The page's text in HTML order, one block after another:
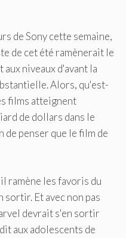
de Sony cette semaine,
de cet été ramènerait le
niveaux d'avant la
Alors, qu'est-
films atteignent
de dollars dans le
de penser que le film de
ramène les favoris du
Et avec non pas
devrait s'en sortir
aux adolescents de